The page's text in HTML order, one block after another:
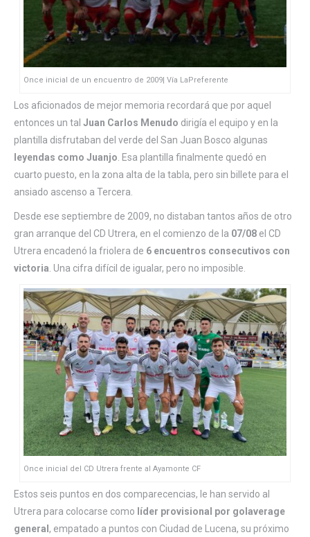
Once inicial de un encuentro de 2009| Vía LaPreferente
Los aficionados de mejor memoria recordará que por aquel
entonces un tal Juan Carlos Menudo dirigía el equipo y en la
plantilla disfrutaban del verde del San Juan Bosco algunas
leyendas como Juanjo . Esa plantilla finalmente quedó en
cuarto puesto, en la zona alta de la tabla, pero sin billete para el
ansiado ascenso a Tercera.
Desde ese septiembre de 2009, no distaban tantos años de otro
gran arranque del CD Utrera, en el comienzo de la 07/08 el CD
Utrera encadenó la friolera de 6 encuentros consecutivos con
victoria . Una cifra difícil de igualar, pero no imposible.
Once inicial del CD Utrera frente al Ayamonte CF
Estos seis puntos en dos comparecencias, le han servido al
Utrera para colocarse como líder provisional por golaverage
general , empatado a puntos con Ciudad de Lucena, su próximo